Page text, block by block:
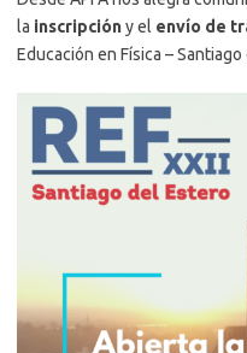
la inscripcióny el envío de
Educación en Física –